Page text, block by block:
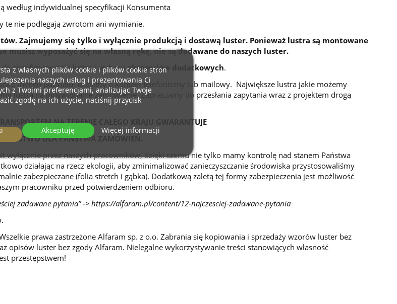
według indywidualnej specyfikacji Konsumenta
te nie podlegają zwrotom ani wymianie.
Zajmujemy się tylko i wyłącznie produkcją i dostawą luster. Ponieważ lustra są montowane
wyposażyć się na własną rękę, nie są dodawane do naszych luster.
skonfigurowania lustra i wyboru akcesoriów dodatkowych.
innego podziału- prosimy o kontakt telefoniczny lub mailowy. Największe lustra jakie możemy
lustra na indywidualne zamówienie. Zapraszamy do przesłania zapytania wraz z projektem drogą
NA TERENIE CAŁEGO KRAJU GWARANTUJE
DLA PAŃSTWA ZAMÓWIEŃ.
przez naszych pracowników, dzięki czemu nie tylko mamy kontrolę nad stanem Państwa
działając na rzecz ekologii, aby zminimalizować zanieczyszczanie środowiska przystosowaliśmy
zabezpieczane (folia stretch i gąbka). Dodatkową zaletą tej formy zabezpieczenia jest możliwość
pracowniku przed potwierdzeniem odbioru.
zadawane pytania” -> https://alfaram.pl/content/12-najczesciej-zadawane-pytania
prawa zastrzeżone Alfaram sp. z o.o. Zabrania się kopiowania i sprzedaży wzorów luster bez
opisów luster bez zgody Alfaram. Nielegalne wykorzystywanie treści stanowiących własność
przestępstwem!
z własnych plików cookie i plików cookie stron
naszych usług i prezentowania Ci
z Twoimi preferencjami, analizując Twoje
zgodę na ich użycie, naciśnij przycisk
Więcej informacji
Akceptuję